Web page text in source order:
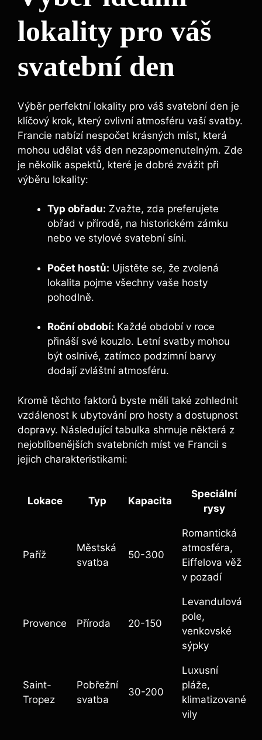
lokality pro váš
svatební den
Výběr perfektní lokality pro váš svatební den je
klíčový krok, který ovlivní atmosféru vaší svatby.
Francie nabízí nespočet krásných míst, která
mohou udělat váš den nezapomenutelným. Zde
je několik aspektů, které je dobré zvážit při
výběru lokality:
Typ obřadu: Zvažte, zda preferujete
obřad v přírodě, na historickém zámku
nebo ve stylové svatební síni.
Počet hostů: Ujistěte se, že zvolená
lokalita pojme všechny vaše hosty
pohodlně.
Roční období: Každé období v roce
přináší své kouzlo. Letní svatby mohou
být oslnivé, zatímco podzimní barvy
dodají zvláštní atmosféru.
Kromě těchto faktorů byste měli také zohlednit
vzdálenost k ubytování pro hosty a dostupnost
dopravy. Následující tabulka shrnuje některá z
nejoblíbenějších svatebních míst ve Francii s
jejich charakteristikami:
Lokace Typ Kapacita
Speciální
rysy
Paříž
Městská
svatba
50-300
Romantická
atmosféra,
Eiffelova věž
v pozadí
Provence Příroda 20-150
Levandulová
pole,
venkovské
sýpky
Saint-
Tropez
Pobřežní
svatba
30-200
Luxusní
pláže,
klimatizované
vily